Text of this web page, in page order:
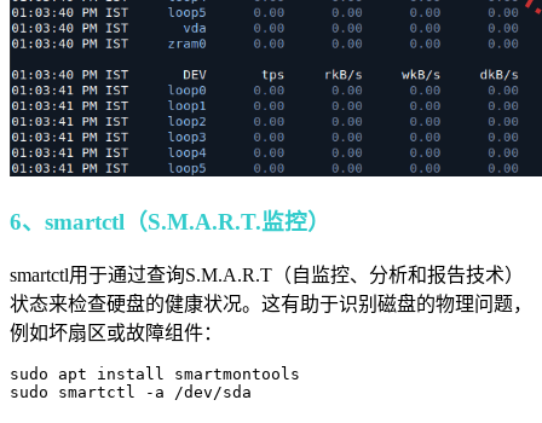
6、smartctl（S.M.A.R.T.监控）
smartctl用于通过查询S.M.A.R.T（自监控、分析和报告技术）
状态来检查硬盘的健康状况。这有助于识别磁盘的物理问题，
例如坏扇区或故障组件：
sudo apt install smartmontools
sudo smartctl -a /dev/sda